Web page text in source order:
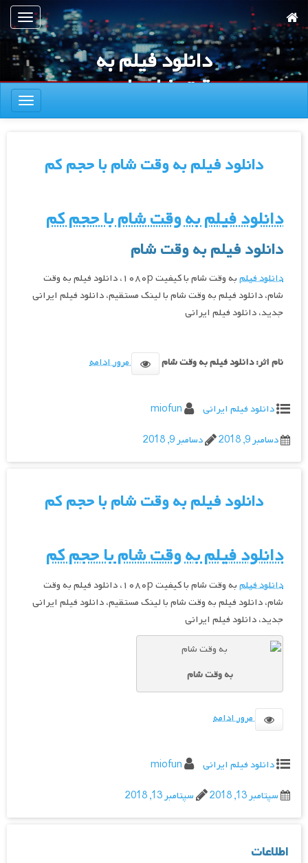
به
محتوای
اصلی
ناوبری
دانلود فیلم به
وقت شام با حجم
کم
ناوبری
دانلود فیلم به وقت شام با حجم کم
دانلود فیلم به وقت شام با حجم کم
دانلود فیلمبه وقت شام
دانلود فیلم
به وقت شام با کیفیت ۱۰۸۰p، دانلود فیلم به وقت
شام، دانلود فیلم به وقت شام با لینک مستقیم، دانلود فیلم ایرانی
جدید، دانلود فیلم ایرانی
نام اثر: دانلود فیلم به وقت شام مرور ادامه
دانلود فیلم ایرانی
miofun
دسامبر 9, 2018
دسامبر 9, 2018
دانلود فیلم به وقت شام با حجم کم
دانلود فیلمبه وقت شامبا حجم کم
دانلود فیلم
به وقت شام با کیفیت ۱۰۸۰p، دانلود فیلم به وقت
شام، دانلود فیلم به وقت شام با لینک مستقیم، دانلود فیلم ایرانی
جدید، دانلود فیلم ایرانی
به وقت شام
مرور ادامه
دانلود فیلم ایرانی
miofun
سپتامبر 13, 2018
سپتامبر 13, 2018
اطلاعات